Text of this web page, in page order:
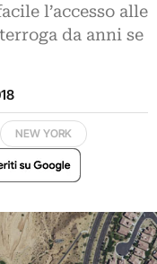
l’accesso alle
da anni se
NEW YORK